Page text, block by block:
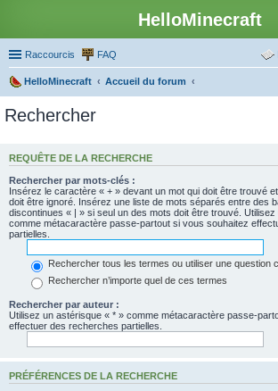
HelloMinecraft
Raccourcis FAQ
HelloMinecraft Accueil du forum
Rechercher
REQUÊTE DE LA RECHERCHE
Rechercher par mots-clés :
Insérez le caractère « + » devant un mot qui doit être trouvé
doit être ignoré. Insérez une liste de mots séparés entre des
discontinues « | » si seul un des mots doit être trouvé.
comme métacaractère passe-partout si vous souhaitez
partielles.
Rechercher tous les termes ou utiliser une question
Rechercher n’importe quel de ces termes
Rechercher par auteur :
Utilisez un astérisque « * » comme métacaractère passe-
effectuer des recherches partielles.
PRÉFÉRENCES DE LA RECHERCHE